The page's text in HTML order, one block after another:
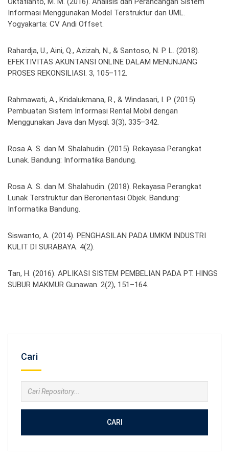
Informasi Menggunakan Model Terstruktur dan UML.
Yogyakarta: CV Andi Offset.
Rahardja, U., Aini, Q., Azizah, N., & Santoso, N. P. L. (2018).
EFEKTIVITAS AKUNTANSI ONLINE DALAM MENUNJANG
PROSES REKONSILIASI. 3, 105–112.
Rahmawati, A., Kridalukmana, R., & Windasari, I. P. (2015).
Pembuatan Sistem Informasi Rental Mobil dengan
Menggunakan Java dan Mysql. 3(3), 335–342.
Rosa A. S. dan M. Shalahudin. (2015). Rekayasa Perangkat
Lunak. Bandung: Informatika Bandung.
Rosa A. S. dan M. Shalahudin. (2018). Rekayasa Perangkat
Lunak Terstruktur dan Berorientasi Objek. Bandung:
Informatika Bandung.
Siswanto, A. (2014). PENGHASILAN PADA UMKM INDUSTRI
KULIT DI SURABAYA. 4(2).
Tan, H. (2016). APLIKASI SISTEM PEMBELIAN PADA PT. HINGS
SUBUR MAKMUR Gunawan. 2(2), 151–164.
Cari
CARI